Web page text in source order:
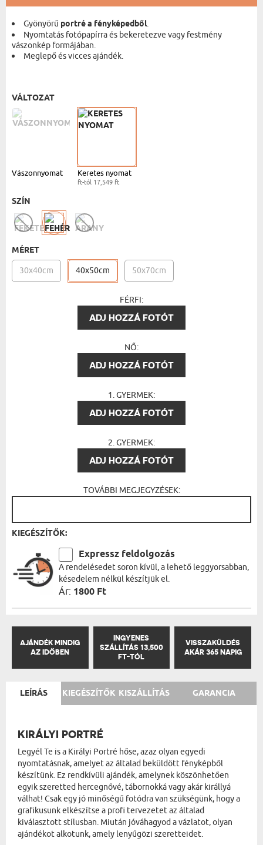
Gyönyörű portré a fényképedből.
Nyomtatás fotópapírra és bekeretezve vagy festmény
vászonkép formájában.
Meglepő és vicces ajándék.
VÁLTOZAT
Vászonnyomat Keretes nyomat
ft-tól 17,549 ft
SZÍN
MÉRET
30x40cm 40x50cm 50x70cm
FÉRFI:
ADJ HOZZÁ FOTÓT
NŐ:
ADJ HOZZÁ FOTÓT
1. GYERMEK:
ADJ HOZZÁ FOTÓT
2. GYERMEK:
ADJ HOZZÁ FOTÓT
TOVÁBBI MEGJEGYZÉSEK:
KIEGÉSZÍTŐK:
Expressz feldolgozás
A rendelésedet soron kívül, a lehető leggyorsabban,
késedelem nélkül készítjük el.
Ár: 1800 Ft
AJÁNDÉK MINDIG
AZ IDŐBEN
INGYENES
SZÁLLÍTÁS 13,500
FT-TÓL
VISSZAKÜLDÉS
AKÁR 365 NAPIG
LEÍRÁS KIEGÉSZÍTŐK KISZÁLLÍTÁS GARANCIA
KIRÁLYI PORTRÉ
Legyél Te is a Királyi Portré hőse, azaz olyan egyedi
nyomtatásnak, amelyet az általad beküldött fényképből
készítünk. Ez rendkívüli ajándék, amelynek köszönhetően
egyik szeretted hercegnővé, tábornokká vagy akár királlyá
válhat! Csak egy jó minőségű fotódra van szükségünk, hogy a
grafikusunk elkészítse a profi tervezetet az általad
kiválasztott stílusban. Miután jóváhagyod a vázlatot, olyan
ajándékot alkotunk, amely lenyűgözi szeretteidet.